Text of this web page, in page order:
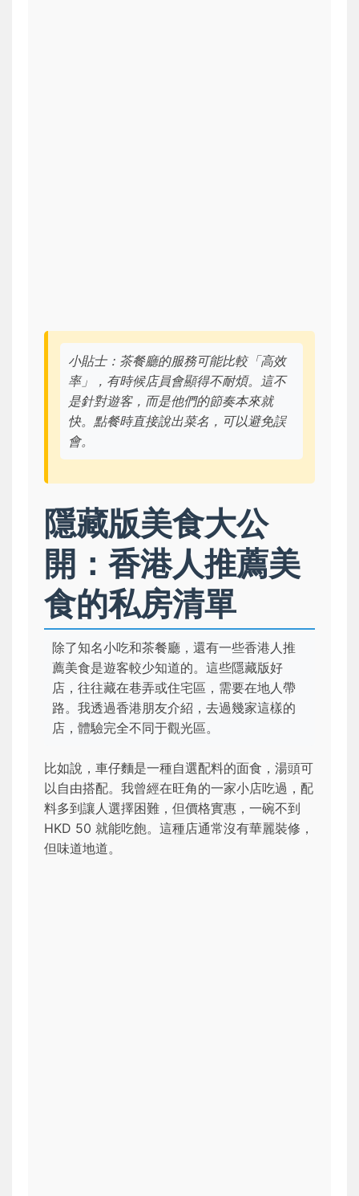
小貼士：茶餐廳的服務可能比較「高效
率」，有時候店員會顯得不耐煩。這不
是針對遊客，而是他們的節奏本來就
快。點餐時直接說出菜名，可以避免誤
會。
隱藏版美食大公
開：香港人推薦美
食的私房清單
除了知名小吃和茶餐廳，還有一些香港人推
薦美食是遊客較少知道的。這些隱藏版好
店，往往藏在巷弄或住宅區，需要在地人帶
路。我透過香港朋友介紹，去過幾家這樣的
店，體驗完全不同于觀光區。
比如說，車仔麵是一種自選配料的面食，湯頭可
以自由搭配。我曾經在旺角的一家小店吃過，配
料多到讓人選擇困難，但價格實惠，一碗不到
HKD 50 就能吃飽。這種店通常沒有華麗裝修，
但味道地道。